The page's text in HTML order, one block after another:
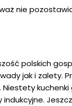
nie
polskich
jak i zalety.
kuchenki